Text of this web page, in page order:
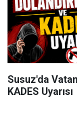
Susuz'da
KADES Uyarısı